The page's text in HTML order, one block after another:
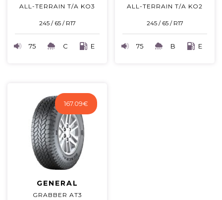
ALL-TERRAIN T/A KO3
245 / 65 / R17
75 C E
ALL-TERRAIN T/A KO2
245 / 65 / R17
75 B E
167.09€
GENERAL
GRABBER AT3